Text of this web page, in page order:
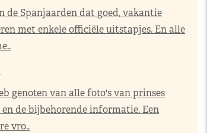
de Spanjaarden dat goed, vakantie
met enkele officiële uitstapjes. En alle
genoten van alle foto's van prinses
de bijbehorende informatie. Een
vro..